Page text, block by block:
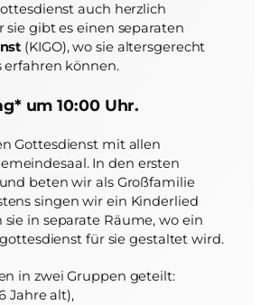
auch herzlich
gibt es einen separaten
(KIGO), wo sie altersgerecht
erfahren können.
um 10:00 Uhr.
Gottesdienst mit allen
In den ersten
beten wir als Großfamilie
singen wir ein Kinderlied
in separate Räume, wo ein
für sie gestaltet wird.
in zwei Gruppen geteilt:
Jahre alt),